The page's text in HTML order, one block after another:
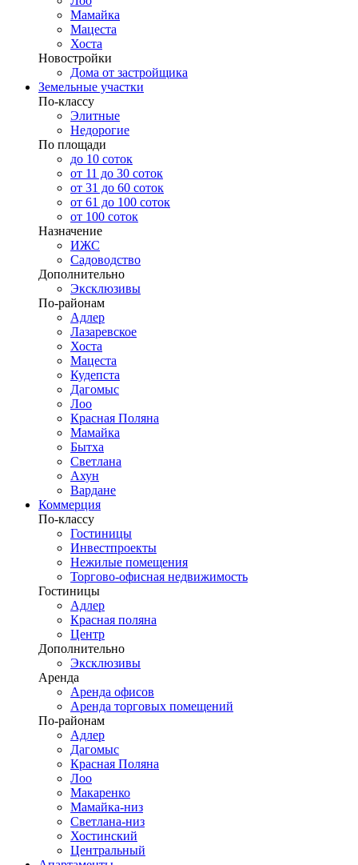
Мамайка
Мацеста
Хоста
Новостройки
Дома от застройщика
Земельные участки
По-классу
Элитные
Недорогие
По площади
до 10 соток
от 11 до 30 соток
от 31 до 60 соток
от 61 до 100 соток
от 100 соток
Назначение
ИЖС
Садоводство
Дополнительно
Эксклюзивы
По-районам
Адлер
Лазаревское
Хоста
Мацеста
Кудепста
Дагомыс
Лоо
Красная Поляна
Мамайка
Бытха
Светлана
Ахун
Вардане
Коммерция
По-классу
Гостиницы
Инвестпроекты
Нежилые помещения
Торгово-офисная недвижимость
Гостиницы
Адлер
Красная поляна
Центр
Дополнительно
Эксклюзивы
Аренда
Аренда офисов
Аренда торговых помещений
По-районам
Адлер
Дагомыс
Красная Поляна
Лоо
Макаренко
Мамайка-низ
Светлана-низ
Хостинский
Центральный